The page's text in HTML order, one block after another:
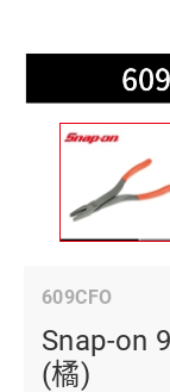
609CFO
Snap-on
(橘)